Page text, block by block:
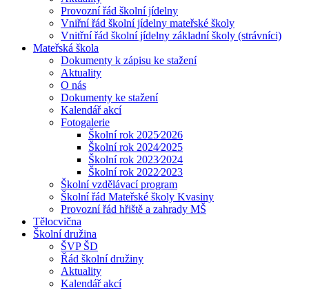
Provozní řád školní jídelny
Vniřní řád školní jídelny mateřské školy
Vnitřní řád školní jídelny základní školy (strávníci)
Mateřská škola
Dokumenty k zápisu ke stažení
Aktuality
O nás
Dokumenty ke stažení
Kalendář akcí
Fotogalerie
Školní rok 2025⁄2026
Školní rok 2024⁄2025
Školní rok 2023⁄2024
Školní rok 2022⁄2023
Školní vzdělávací program
Školní řád Mateřské školy Kvasiny
Provozní řád hřiště a zahrady MŠ
Tělocvična
Školní družina
ŠVP ŠD
Řád školní družiny
Aktuality
Kalendář akcí